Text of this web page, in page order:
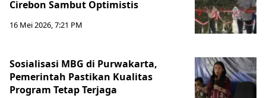
Cirebon Sambut Optimistis
16 Mei 2026, 7:21 PM
Sosialisasi MBG di Purwakarta,
Pemerintah Pastikan Kualitas
Program Tetap Terjaga